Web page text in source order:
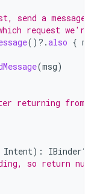
send a
request
() ?.also {
(msg)
returning from
Intent): IBinder?
so return null